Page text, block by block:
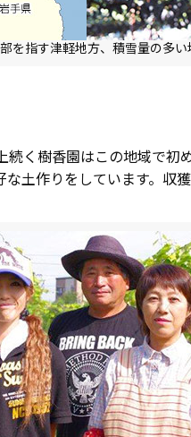
を指す津軽地方、積雪量の多い
く樹香園はこの地域で
土作りをしています。収